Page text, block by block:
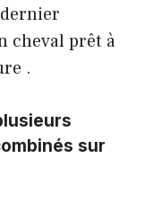
cheval prêt à
.
sur